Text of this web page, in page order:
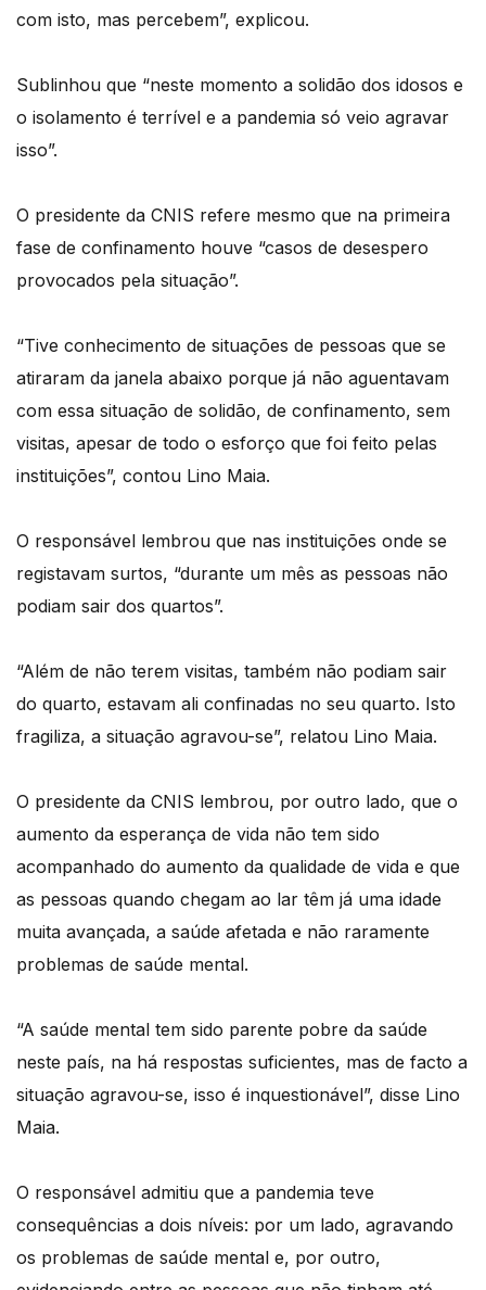
com isto, mas percebem”, explicou.
Sublinhou que “neste momento a solidão dos idosos e
o isolamento é terrível e a pandemia só veio agravar
isso”.
O presidente da CNIS refere mesmo que na primeira
fase de confinamento houve “casos de desespero
provocados pela situação”.
“Tive conhecimento de situações de pessoas que se
atiraram da janela abaixo porque já não aguentavam
com essa situação de solidão, de confinamento, sem
visitas, apesar de todo o esforço que foi feito pelas
instituições”, contou Lino Maia.
O responsável lembrou que nas instituições onde se
registavam surtos, “durante um mês as pessoas não
podiam sair dos quartos”.
“Além de não terem visitas, também não podiam sair
do quarto, estavam ali confinadas no seu quarto. Isto
fragiliza, a situação agravou-se”, relatou Lino Maia.
O presidente da CNIS lembrou, por outro lado, que o
aumento da esperança de vida não tem sido
acompanhado do aumento da qualidade de vida e que
as pessoas quando chegam ao lar têm já uma idade
muita avançada, a saúde afetada e não raramente
problemas de saúde mental.
“A saúde mental tem sido parente pobre da saúde
neste país, na há respostas suficientes, mas de facto a
situação agravou-se, isso é inquestionável”, disse Lino
Maia.
O responsável admitiu que a pandemia teve
consequências a dois níveis: por um lado, agravando
os problemas de saúde mental e, por outro,